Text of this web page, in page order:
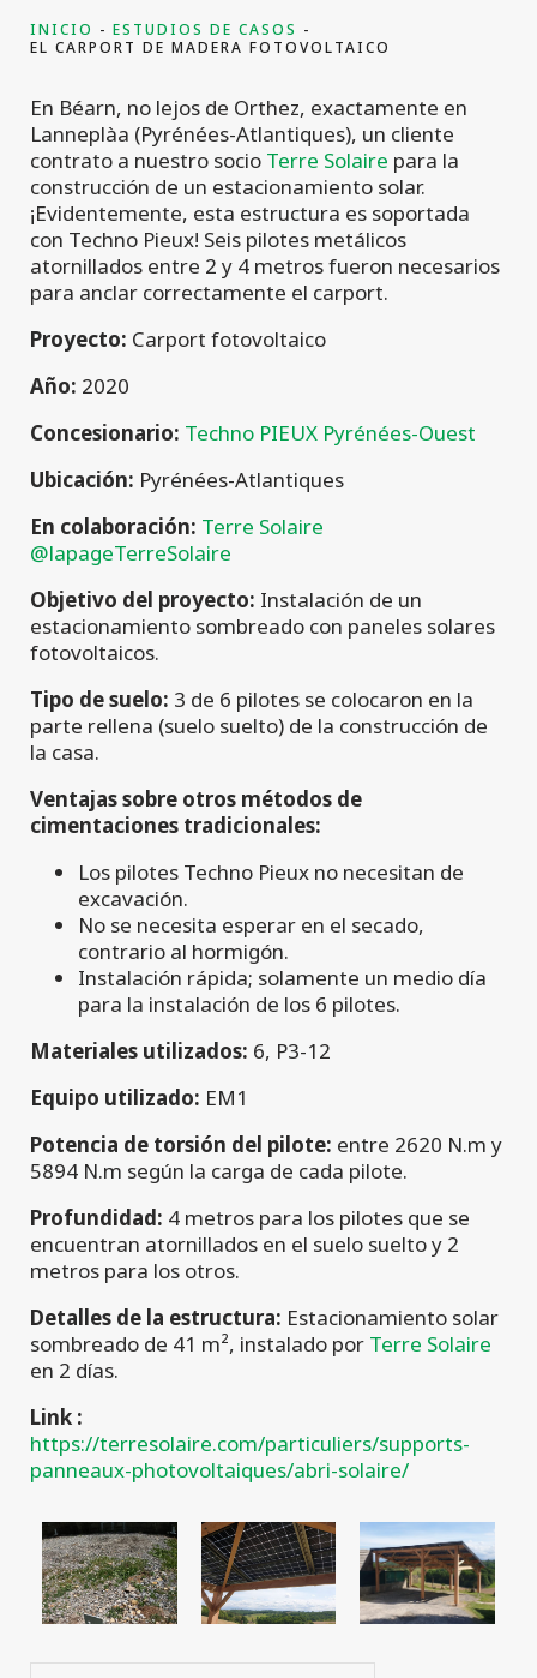
INICIO
ESTUDIOS DE CASOS
EL CARPORT DE MADERA FOTOVOLTAICO
En Béarn, no lejos de Orthez, exactamente en
Lanneplàa (Pyrénées-Atlantiques), un cliente
contrato a nuestro socio Terre Solaire para la
construcción de un estacionamiento solar.
¡Evidentemente, esta estructura es soportada
con Techno Pieux! Seis pilotes metálicos
atornillados entre 2 y 4 metros fueron necesarios
para anclar correctamente el carport.
Proyecto: Carport fotovoltaico
Año: 2020
Concesionario: Techno PIEUX Pyrénées-Ouest
Ubicación: Pyrénées-Atlantiques
En colaboración: Terre Solaire
@lapageTerreSolaire
Objetivo del proyecto: Instalación de un
estacionamiento sombreado con paneles solares
fotovoltaicos.
Tipo de suelo: 3 de 6 pilotes se colocaron en la
parte rellena (suelo suelto) de la construcción de
la casa.
Ventajas sobre otros métodos de
cimentaciones tradicionales:
Los pilotes Techno Pieux no necesitan de
excavación.
No se necesita esperar en el secado,
contrario al hormigón.
Instalación rápida; solamente un medio día
para la instalación de los 6 pilotes.
Materiales utilizados: 6, P3-12
Equipo utilizado: EM1
Potencia de torsión del pilote: entre 2620 N.m y
5894 N.m según la carga de cada pilote.
Profundidad: 4 metros para los pilotes que se
encuentran atornillados en el suelo suelto y 2
metros para los otros.
Detalles de la estructura: Estacionamiento solar
sombreado de 41 m², instalado por Terre Solaire
en 2 días.
Link :
https://terresolaire.com/particuliers/supports-
panneaux-photovoltaiques/abri-solaire/